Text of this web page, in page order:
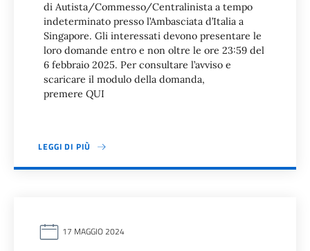
di Autista/Commesso/Centralinista a tempo
indeterminato presso l’Ambasciata d’Italia a
Singapore. Gli interessati devono presentare le
loro domande entro e non oltre le ore 23:59 del
6 febbraio 2025. Per consultare l’avviso e
scaricare il modulo della domanda,
premere QUI
LEGGI DI PIÙ
17 MAGGIO 2024